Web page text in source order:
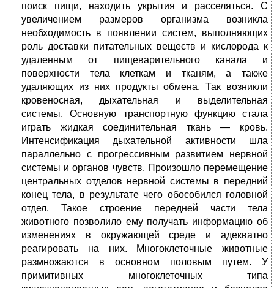
поиск пищи, находить укрытия и расселяться. С
увеличением размеров организма возникла
необходимость в появлении систем, выполняющих
роль доставки питательных веществ и кислорода к
удаленным от пищеварительного канала и
поверхности тела клеткам и тканям, а также
удаляющих из них продукты обмена. Так возникли
кровеносная, дыхательная и выделительная
системы. Основную транспортную функцию стала
играть жидкая соединительная ткань — кровь.
Интенсификация дыхательной активности шла
параллельно с прогрессивным развитием нервной
системы и органов чувств. Произошло перемещение
центральных отделов нервной системы в передний
конец тела, в результате чего обособился головной
отдел. Такое строение передней части тела
животного позволило ему получать информацию об
изменениях в окружающей среде и адекватно
реагировать на них. Многоклеточные животные
размножаются в основном половым путем. У
примитивных многоклеточных типа